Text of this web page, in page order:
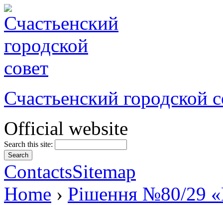
Счастьенский городской
Official website
Search this site:
ContactsSitemap
Home › Рішення №80/29